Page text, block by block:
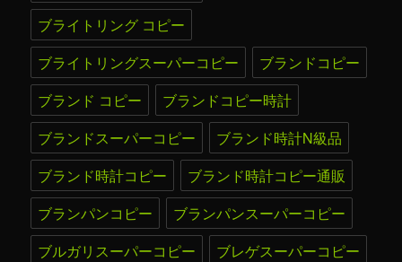
ブライトリング コピー
ブライトリングスーパーコピー
ブランドコピー
ブランド コピー
ブランドコピー時計
ブランドスーパーコピー
ブランド時計N級品
ブランド時計コピー
ブランド時計コピー通販
ブランパンコピー
ブランパンスーパーコピー
ブルガリスーパーコピー
ブレゲスーパーコピー